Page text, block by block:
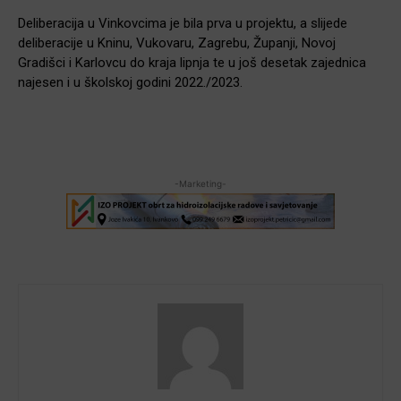
Deliberacija u Vinkovcima je bila prva u projektu, a slijede
deliberacije u Kninu, Vukovaru, Zagrebu, Županji, Novoj
Gradišci i Karlovcu do kraja lipnja te u još desetak zajednica
najesen i u školskoj godini 2022./2023.
-Marketing-